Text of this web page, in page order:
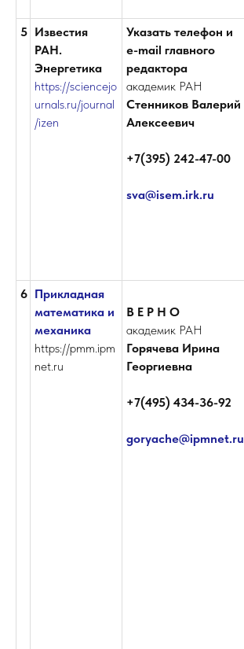
5 Известия
РАН.
Энергетика
https://sciencejo
urnals.ru/journal
/izen
Указать телефон и
е-mail главного
редактора
академик РАН
Стенников Валерий
Алексеевич
+7(395) 242-47-00
sva@isem.irk.ru
6 Прикладная
математика и
механика
https://pmm.ipm
net.ru
В Е Р Н О
академик РАН
Горячева Ирина
Георгиевна
+7(495) 434-36-92
goryache@ipmnet.ru